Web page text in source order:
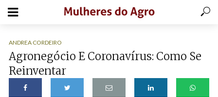
ANDREA CORDEIRO
Agronegócio E Coronavírus: Como Se
Reinventar